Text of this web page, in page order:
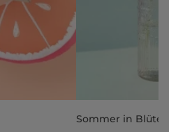
Sommer in Blüte